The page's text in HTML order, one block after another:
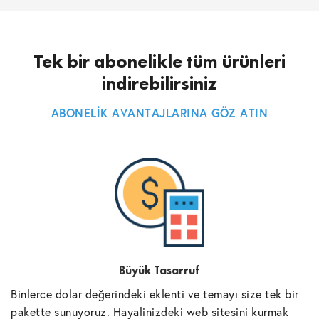
Tek bir abonelikle tüm ürünleri
indirebilirsiniz
ABONELİK AVANTAJLARINA GÖZ ATIN
Büyük Tasarruf
Binlerce dolar değerindeki eklenti ve temayı size tek bir
pakette sunuyoruz. Hayalinizdeki web sitesini kurmak